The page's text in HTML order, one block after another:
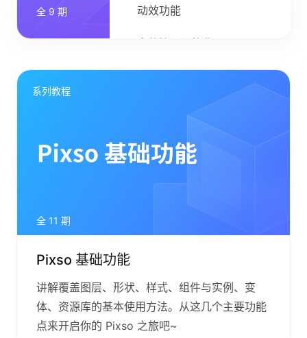
全 9 期 动效功能
系列教程
全 11 期
Pixso 基础功能
讲解覆盖图层、形状、样式、组件与实例、变
体、资源库的基本使用方法。从这几个主要功能
点来开启你的 Pixso 之旅吧~